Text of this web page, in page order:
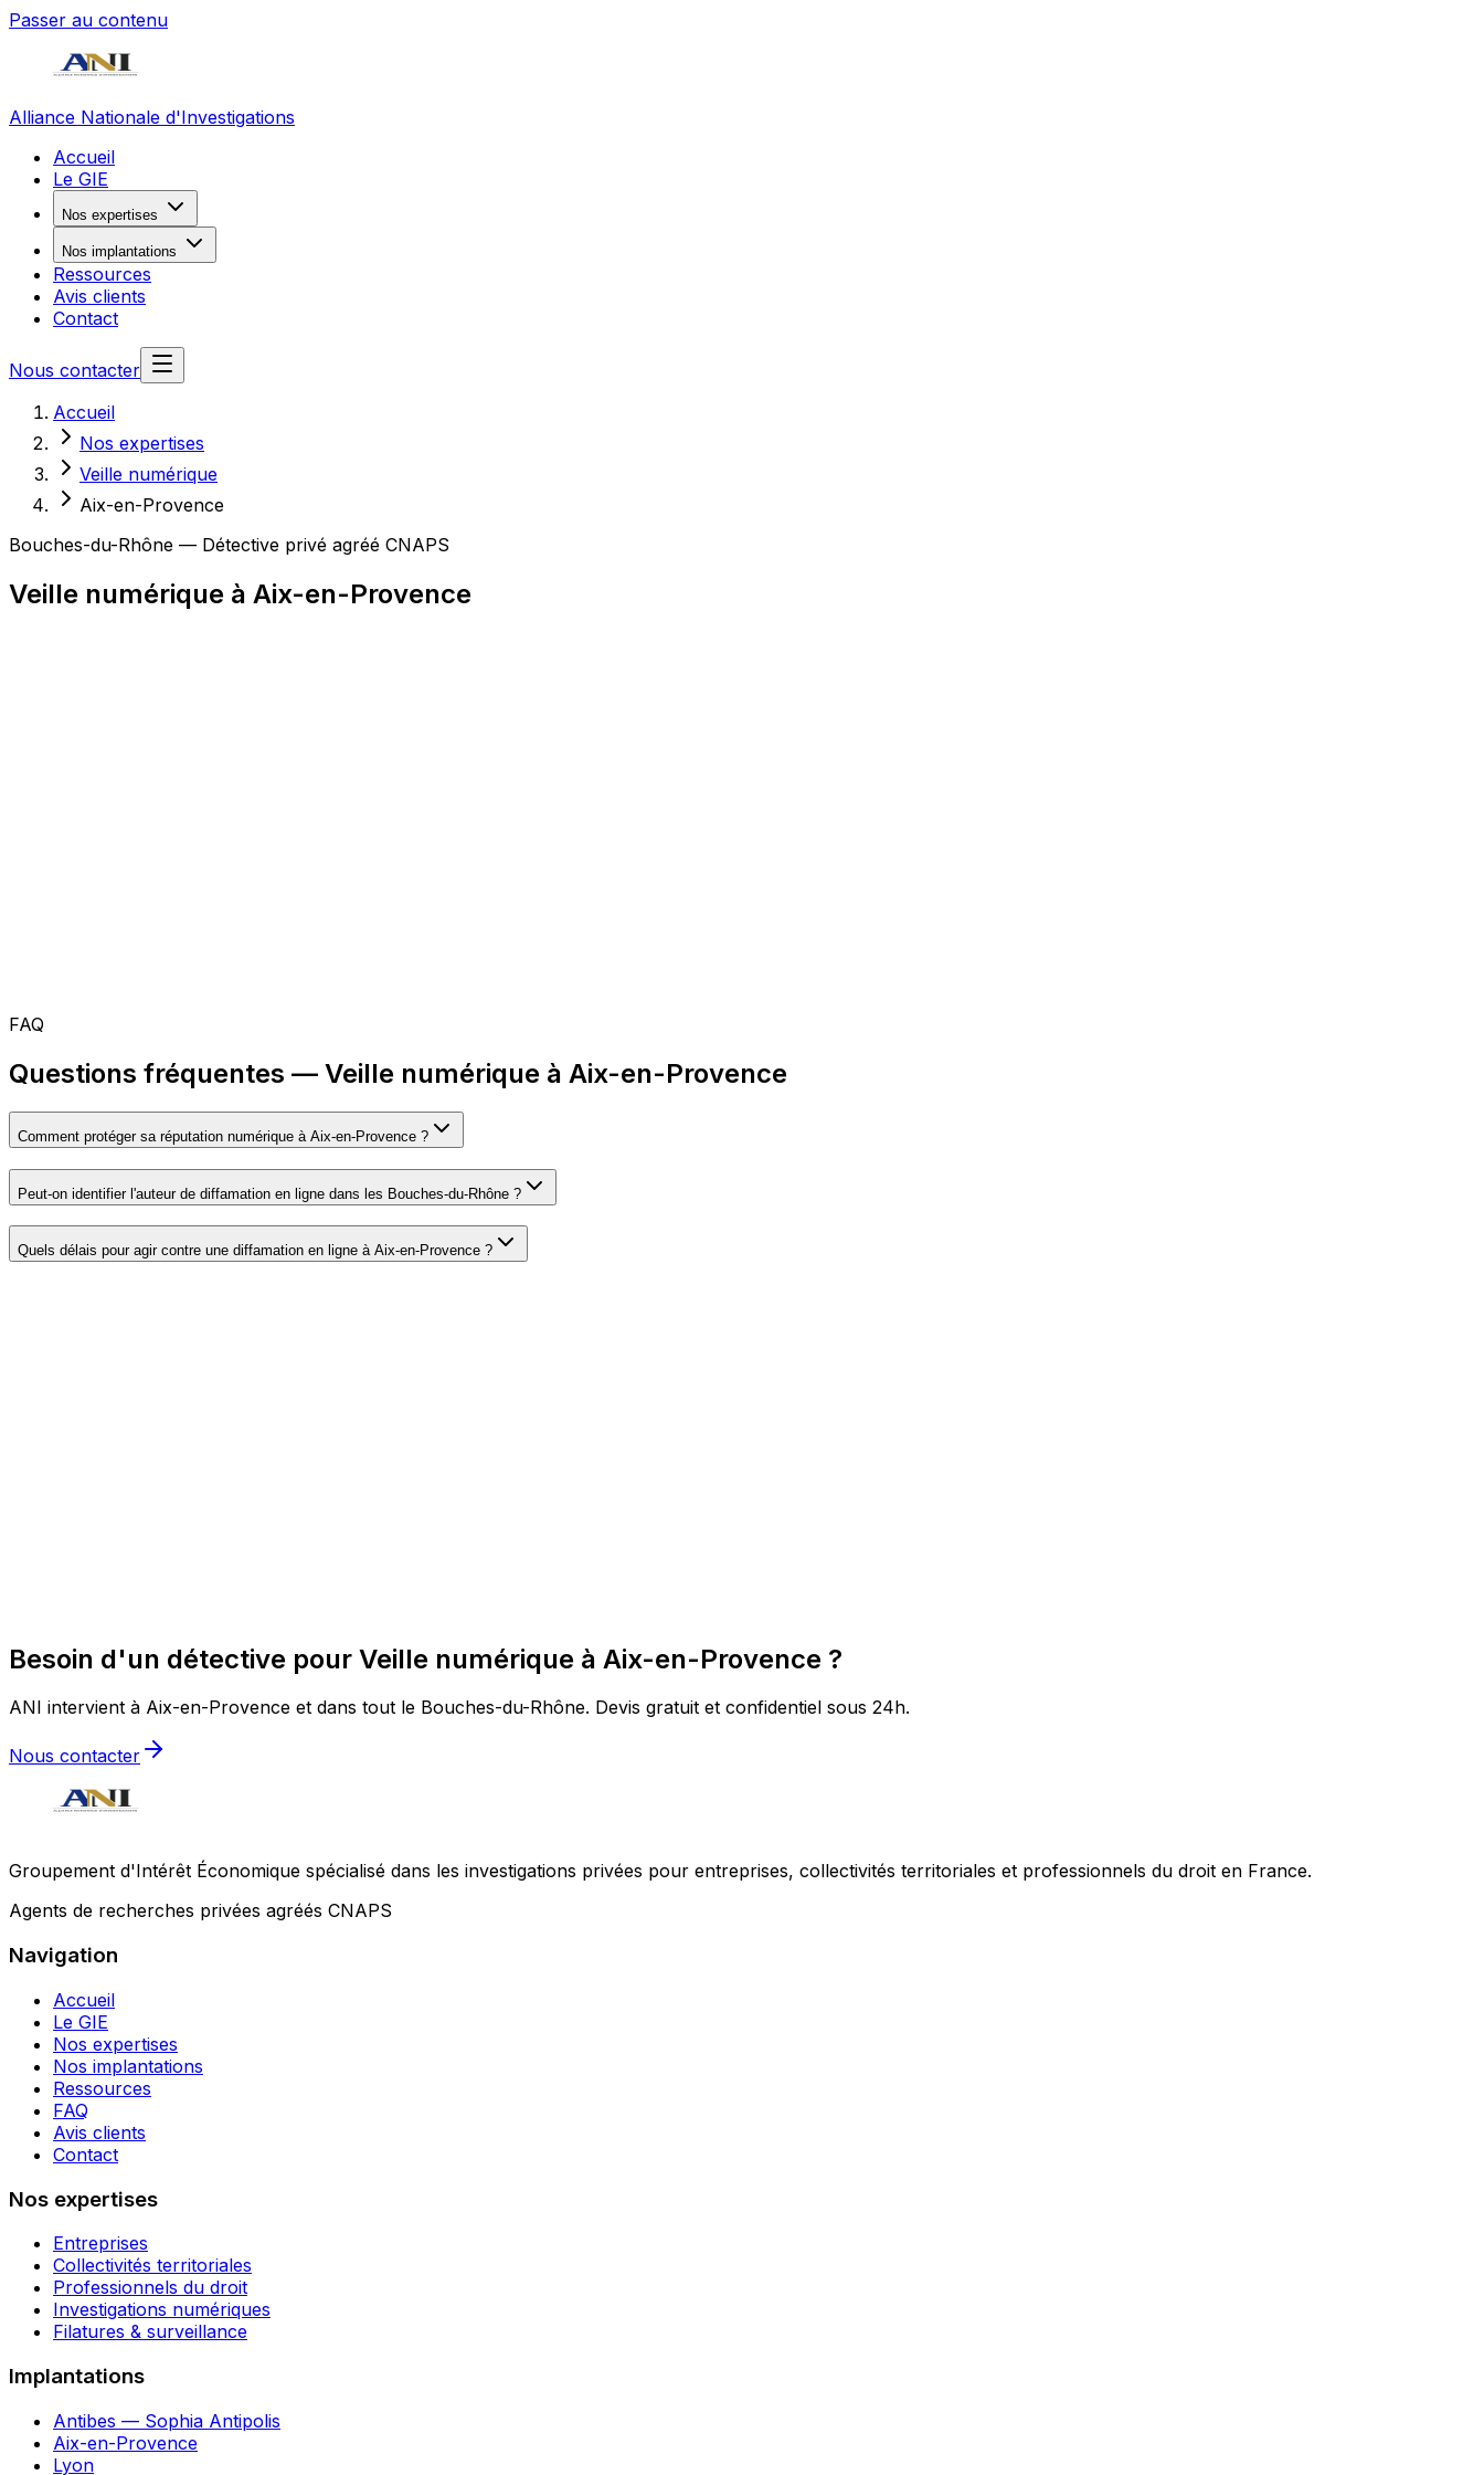
Passer au contenu
Alliance Nationale d'Investigations
Accueil
Le GIE
Nos expertises
Nos implantations
Ressources
Avis clients
Contact
Nous contacter
Accueil
Nos expertises
Veille numérique
Aix-en-Provence
Bouches-du-Rhône — Détective privé agréé CNAPS
Veille numérique à Aix-en-Provence
FAQ
Questions fréquentes — Veille numérique à Aix-en-Provence
Comment protéger sa réputation numérique à Aix-en-Provence ?
Peut-on identifier l'auteur de diffamation en ligne dans les Bouches-du-Rhône ?
Quels délais pour agir contre une diffamation en ligne à Aix-en-Provence ?
Besoin d'un détective pour Veille numérique à Aix-en-Provence ?
ANI intervient à Aix-en-Provence et dans tout le Bouches-du-Rhône. Devis gratuit et confidentiel sous 24h.
Nous contacter
Groupement d'Intérêt Économique spécialisé dans les investigations privées pour entreprises, collectivités territoriales et professionnels du droit en France.
Agents de recherches privées agréés CNAPS
Navigation
Accueil
Le GIE
Nos expertises
Nos implantations
Ressources
FAQ
Avis clients
Contact
Nos expertises
Entreprises
Collectivités territoriales
Professionnels du droit
Investigations numériques
Filatures & surveillance
Implantations
Antibes — Sophia Antipolis
Aix-en-Provence
Lyon